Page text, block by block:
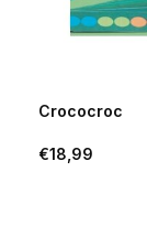
Crococroc
€18,99